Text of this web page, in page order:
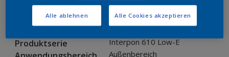
Glänzend Glänzend
Struktur Glatt
Produktserie Interpon 610 Low-E
Außenbereich
Alle ablehnen Alle Cookies akzeptieren